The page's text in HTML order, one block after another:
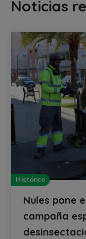
Noticias
Histórico
Nules pone
campaña